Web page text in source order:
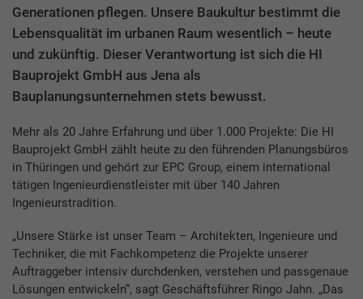
Generationen pflegen. Unsere Baukultur bestimmt die
Lebensqualität im urbanen Raum wesentlich – heute
und zukünftig. Dieser Verantwortung ist sich die HI
Bauprojekt GmbH aus Jena als
Bauplanungsunternehmen stets bewusst.
Mehr als 20 Jahre Erfahrung und über 1.000 Projekte: Die HI
Bauprojekt GmbH zählt heute zu den führenden Planungsbüros
in Thüringen und gehört zur EPC Group, einem international
tätigen Ingenieurdienstleister mit über 140 Jahren
Ingenieurstradition.
„Unsere Stärke ist unser Team – Architekten, Ingenieure und
Techniker, die mit Fachkompetenz die Projekte unserer
Auftraggeber intensiv durchdenken, verstehen und passgenaue
Lösungen entwickeln“, sagt Geschäftsführer Ringo Jahn. „Das